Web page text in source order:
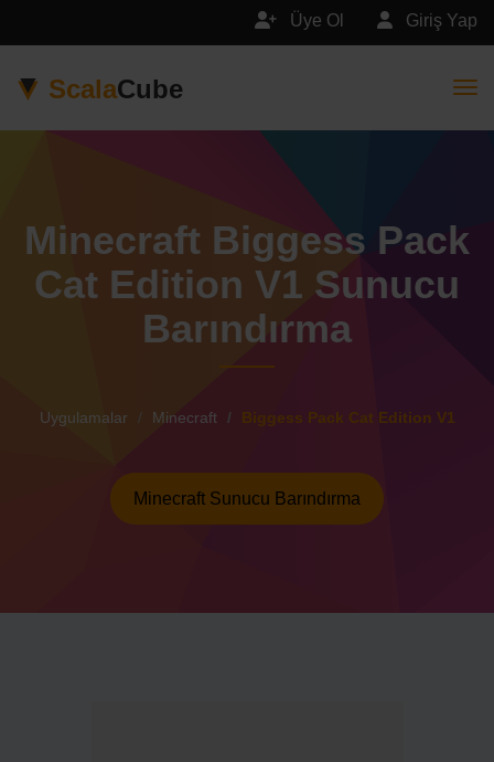
Giriş Yap
Üye Ol
ScalaCube
Minecraft Biggess Pack
Cat Edition V1 Sunucu
Barındırma
Uygulamalar Minecraft Biggess Pack Cat Edition V1
Minecraft Sunucu Barındırma